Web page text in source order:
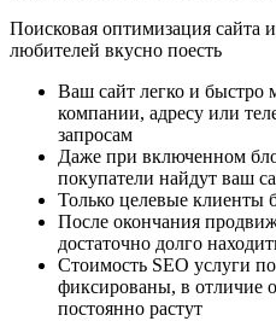
Поисковая оптимизация сайта
любителей вкусно поесть
Ваш сайт легко и быстро
компании, адресу или
запросам
Даже при включенном
покупатели найдут ваш
Только целевые клиенты
После окончания
достаточно долго
Стоимость SEO услуги
фиксированы, в отличие
постоянно растут